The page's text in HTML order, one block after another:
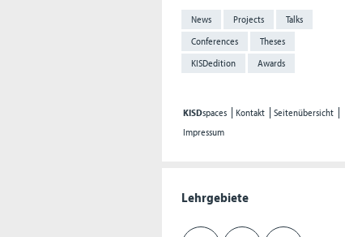
News Projects
Talks
Conferences
Theses
KISDedition
Awards
KISDspaces Kontakt
Seitenübersicht
Impressum
Lehrgebiete